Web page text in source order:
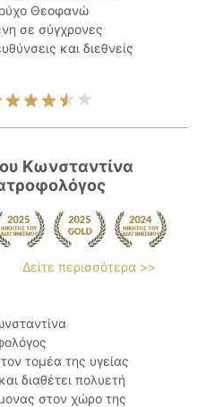
Θεοφανώ
σε σύγχρονες
και διεθνείς
Κωνσταντίνα
Δείτε περισσότερα >>
τομέα της υγείας
διαθέτει πολυετή
στον χώρο της